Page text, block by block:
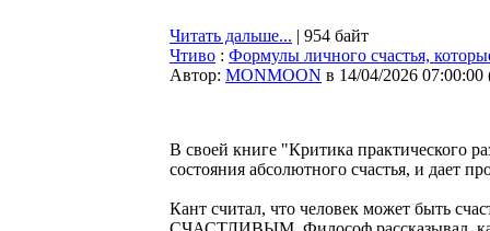
Читать дальше... | 954 байт
Чтиво : Формулы личного счастья,
Автор: MONMOON в 14/04/2026 07:00:00
В своей книге "Критика практического
состояния абсолютного счастья, и дает
Кант считал, что человек может быть